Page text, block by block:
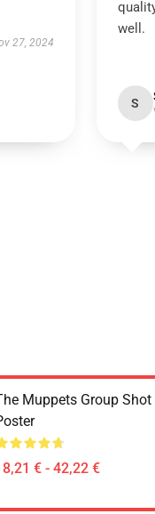
27, 2024
well.
S
Muppets Group
€ - 42,22 €